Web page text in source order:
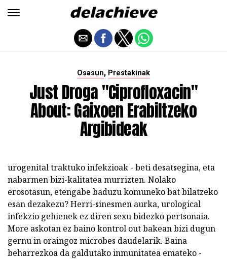
Osasun, Prestakinak
Just Droga "Ciprofloxacin"
About: Gaixoen Erabiltzeko
Argibideak
urogenital traktuko infekzioak - beti desatsegina, eta
nabarmen bizi-kalitatea murrizten. Nolako
erosotasun, etengabe baduzu komuneko bat bilatzeko
esan dezakezu? Herri-sinesmen aurka, urological
infekzio gehienek ez diren sexu bidezko pertsonaia.
More askotan ez baino kontrol out bakean bizi dugun
gernu in oraingoz microbes daudelarik. Baina
beharrezkoa da galdutako inmunitatea emateko -